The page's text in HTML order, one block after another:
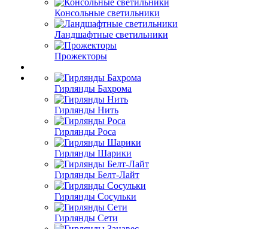
Консольные светильники
Ландшафтные светильники
Прожекторы
Гирлянды Бахрома
Гирлянды Нить
Гирлянды Роса
Гирлянды Шарики
Гирлянды Белт-Лайт
Гирлянды Сосульки
Гирлянды Сети